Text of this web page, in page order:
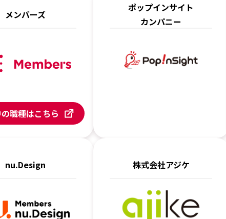
メンバーズ
職種はこちら
ポップインサイト
カンパニー
nu.Design 株式会社アジケ